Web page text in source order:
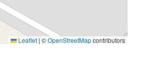
Leaflet | ©OpenStreetMapcontributors